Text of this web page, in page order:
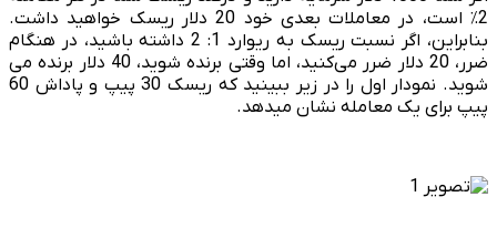
2٪ است، در معاملات بعدی خود 20 دلار ریسک خواهید داشت.
بنابراین، اگر نسبت ریسک به ریوارد 1: 2 داشته باشید، در هنگام
ضرر، 20 دلار ضرر می‌­کنید، اما وقتی برنده شوید، 40 دلار برنده می
شوید. نمودار اول را در زیر ببینید که ریسک 30 پیپ و پاداش 60
پیپ برای یک معامله نشان می­دهد.